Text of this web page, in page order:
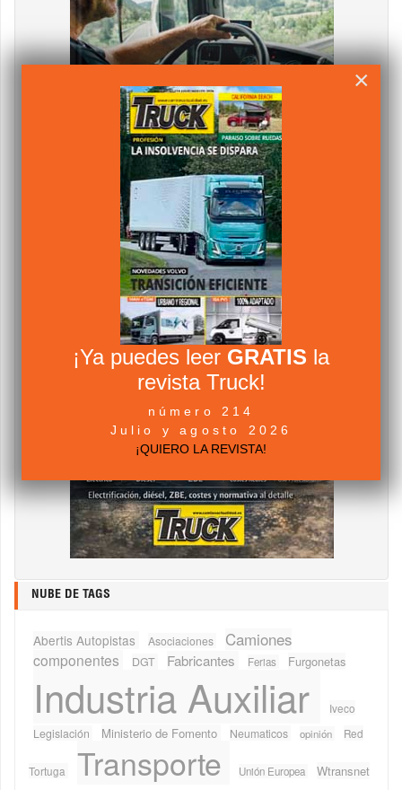
NUBE DE TAGS
Abertis Autopistas Asociaciones Camiones
componentes DGT Fabricantes Ferias Furgonetas
Industria Auxiliar
Iveco
Legislación
Ministerio de Fomento Neumaticos opinión Red
Tortuga Transporte Unión Europea Wtransnet
×
¡Ya puedes leer GRATIS la
revista Truck!
número 214
Julio y agosto 2026
¡QUIERO LA REVISTA!